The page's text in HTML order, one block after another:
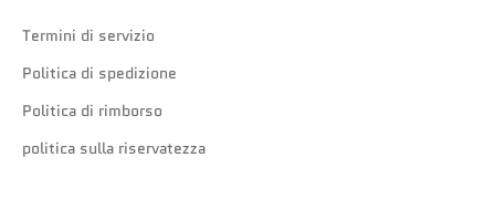
Termini di servizio
Politica di spedizione
Politica di rimborso
politica sulla riservatezza